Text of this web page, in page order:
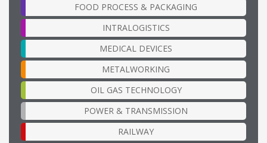
FOOD PROCESS & PACKAGING
INTRALOGISTICS
MEDICAL DEVICES
METALWORKING
OIL GAS TECHNOLOGY
POWER & TRANSMISSION
RAILWAY